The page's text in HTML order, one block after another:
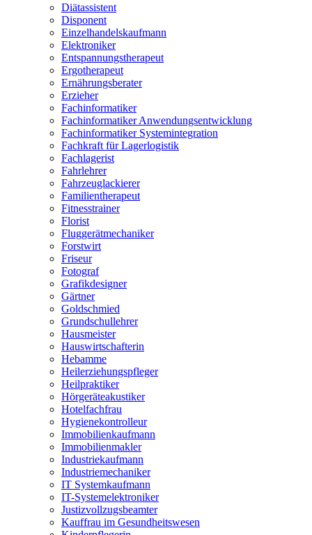
Diätassistent
Disponent
Einzelhandelskaufmann
Elektroniker
Entspannungstherapeut
Ergotherapeut
Ernährungsberater
Erzieher
Fachinformatiker
Fachinformatiker Anwendungsentwicklung
Fachinformatiker Systemintegration
Fachkraft für Lagerlogistik
Fachlagerist
Fahrlehrer
Fahrzeuglackierer
Familientherapeut
Fitnesstrainer
Florist
Fluggerätmechaniker
Forstwirt
Friseur
Fotograf
Grafikdesigner
Gärtner
Goldschmied
Grundschullehrer
Hausmeister
Hauswirtschafterin
Hebamme
Heilerziehungspfleger
Heilpraktiker
Hörgeräteakustiker
Hotelfachfrau
Hygienekontrolleur
Immobilienkaufmann
Immobilienmakler
Industriekaufmann
Industriemechaniker
IT Systemkaufmann
IT-Systemelektroniker
Justizvollzugsbeamter
Kauffrau im Gesundheitswesen